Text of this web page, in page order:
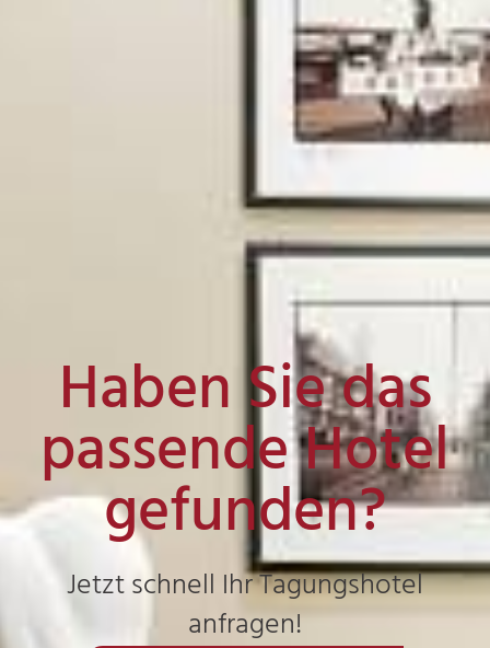
Haben Sie das
passende Hotel
gefunden?
Jetzt schnell Ihr Tagungshotel
anfragen!